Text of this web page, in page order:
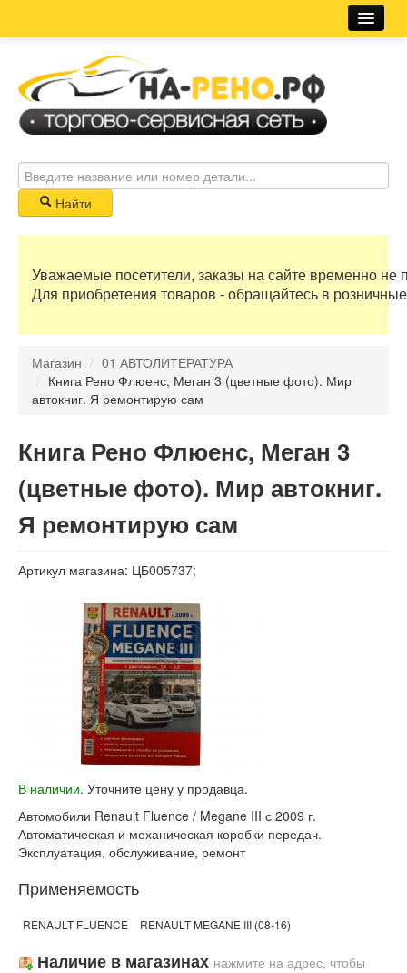
Магазин
Новости
Автосервис
Корзина
0 руб
Регистрация
Найти
Уважаемые посетители, заказы на сайте временно не
Для приобретения товаров - обращайтесь в
Магазин / 01 АВТОЛИТЕРАТУРА
/ Книга Рено Флюенс, Меган 3 (цветные фото). Мир
автокниг. Я ремонтирую сам
Книга Рено Флюенс, Меган 3
(цветные фото). Мир автокниг.
Я ремонтирую сам
Артикул магазина: ЦБ005737;
В наличии. Уточните цену у продавца.
Автомобили Renault Fluence / Megane III с 2009 г.
Автоматическая и механическая коробки передач.
Эксплуатация, обслуживание, ремонт
Применяемость
RENAULT FLUENCE RENAULT MEGANE III (08-16)
Наличие в магазинах нажмите на адрес, чтобы